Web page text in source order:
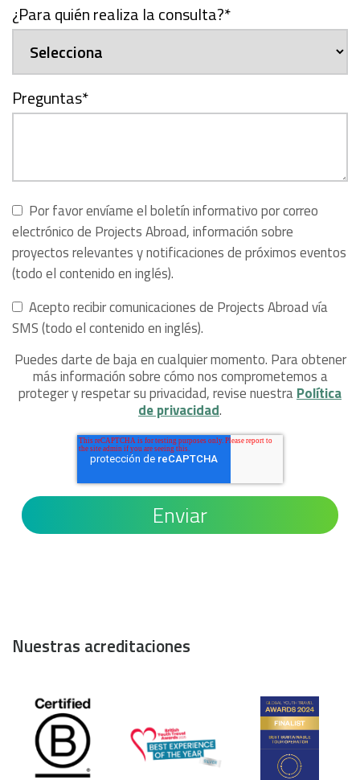
¿Para quién realiza la consulta?*
Preguntas*
Por favor envíame el boletín informativo por correo
electrónico de Projects Abroad, información sobre
proyectos relevantes y notificaciones de próximos eventos
(todo el contenido en inglés).
Acepto recibir comunicaciones de Projects Abroad vía
SMS (todo el contenido en inglés).
Puedes darte de baja en cualquier momento. Para obtener
más información sobre cómo nos comprometemos a
proteger y respetar su privacidad, revise nuestraPolítica
de privacidad.
Nuestras acreditaciones